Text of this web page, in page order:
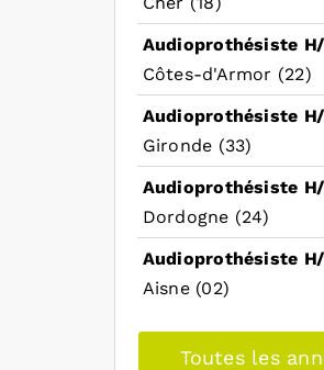
Audioprothésiste
Côtes-d'Armor (22)
Audioprothésiste
Gironde (33)
Audioprothésiste
Dordogne (24)
Audioprothésiste
Aisne (02)
Toutes les